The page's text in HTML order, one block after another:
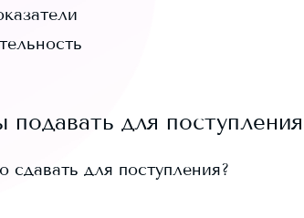
подавать для
для поступления?